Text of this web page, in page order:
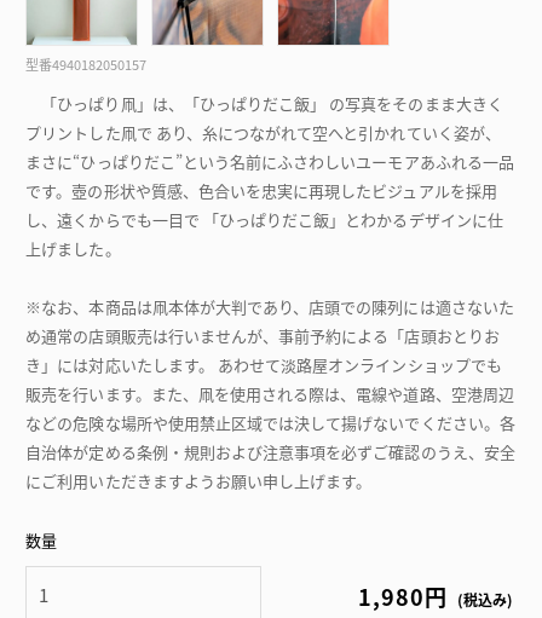
型番4940182050157
「ひっぱり凧」は、「ひっぱりだこ飯」 の写真をそのまま大きく
プリントした凧で あり、糸につながれて空へと引かれていく姿が、
まさに“ひっぱりだこ”という名前にふさわしいユーモアあふれる一品
です。壺の形状や質感、色合いを忠実に再現したビジュアルを採用
し、遠くからでも一目で 「ひっぱりだこ飯」とわかるデザインに仕
上げました。
※なお、本商品は凧本体が大判であり、店頭での陳列には適さないた
め通常の店頭販売は行いませんが、事前予約による「店頭おとりお
き」には対応いたします。 あわせて淡路屋オンラインショップでも
販売を行います。また、凧を使用される際は、電線や道路、空港周辺
などの危険な場所や使用禁止区域では決して揚げないでください。各
自治体が定める条例・規則および注意事項を必ずご確認のうえ、安全
にご利用いただきますようお願い申し上げます。
数量
1,980円 (税込み)